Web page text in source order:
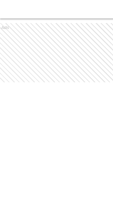
Ads